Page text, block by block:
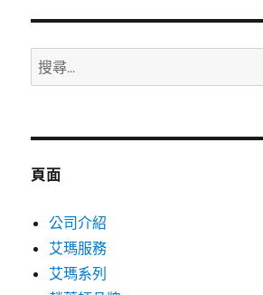
搜
尋
鍵
頁面
公司介紹
艾瑪服務
艾瑪系列